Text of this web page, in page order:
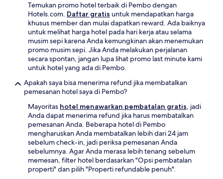
Temukan promo hotel terbaik di Pembo dengan
Hotels.com. Daftar gratis untuk mendapatkan harga
khusus member dan mulai dapatkan reward. Ada baiknya
untuk melihat harga hotel pada hari kerja atau selama
musim sepi karena Anda kemungkinan akan menemukan
promo musim sepi. Jika Anda melakukan perjalanan
secara spontan, jangan lupa lihat promo last minute kami
untuk hotel yang ada di Pembo.
Apakah saya bisa menerima refund jika membatalkan
pemesanan hotel saya di Pembo?
Mayoritas hotel menawarkan pembatalan gratis, jadi
Anda dapat menerima refund jika harus membatalkan
pemesanan Anda. Beberapa hotel di Pembo
mengharuskan Anda membatalkan lebih dari 24 jam
sebelum check-in, jadi periksa pemesanan Anda
sebelumnya. Agar Anda merasa lebih tenang sebelum
memesan, filter hotel berdasarkan "Opsi pembatalan
properti" dan pilih "Properti refundable penuh".